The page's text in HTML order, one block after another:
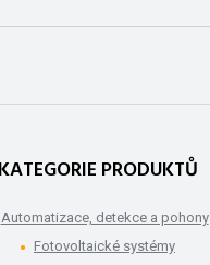
KATEGORIE PRODUKTŮ
Automatizace, detekce a pohony
Fotovoltaické systémy